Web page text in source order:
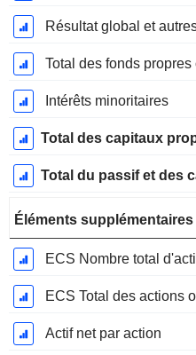
Résultat global et
Total des fonds
Intérêts minoritaires
Total des capitaux
Total du passif et des
Éléments supplémentaires
ECS Total des actions
Actif net par action